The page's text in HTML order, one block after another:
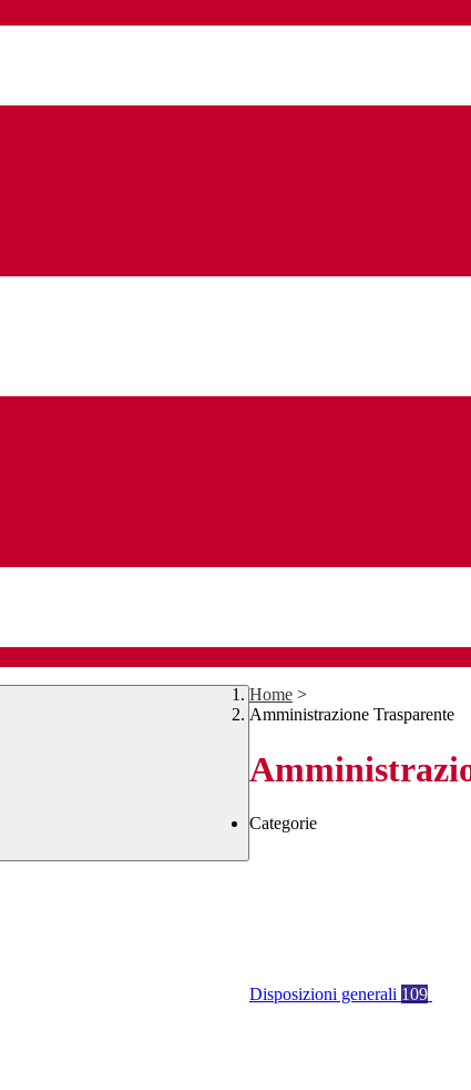
Home >
Amministrazione Trasparente
Categorie
Disposizioni generali 109